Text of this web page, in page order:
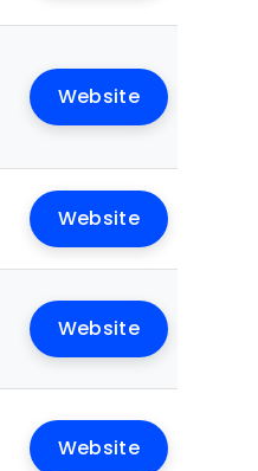
Website
Website
Website
Website